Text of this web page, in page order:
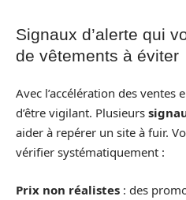
Signaux d’alerte qui
de vêtements à éviter
Avec l’accélération des ventes
d’être vigilant. Plusieurs
aider à repérer un site à fuir.
vérifier systématiquement :
Prix non réalistes : des